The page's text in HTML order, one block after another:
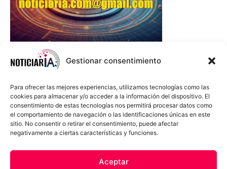
Gestionar consentimiento
Para ofrecer las mejores experiencias, utilizamos tecnologías como las
cookies para almacenar y/o acceder a la información del dispositivo. El
consentimiento de estas tecnologías nos permitirá procesar datos como
el comportamiento de navegación o las identificaciones únicas en este
sitio. No consentir o retirar el consentimiento, puede afectar
negativamente a ciertas características y funciones.
Aceptar
Política de cookies